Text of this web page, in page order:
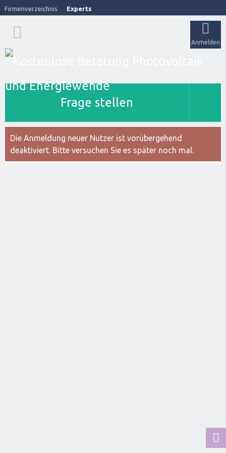
Firmenverzeichnis Experts
Anmelden
Frage stellen
Die Anmeldung neuer Nutzer ist vorübergehend
deaktiviert. Bitte versuchen Sie es später noch mal.